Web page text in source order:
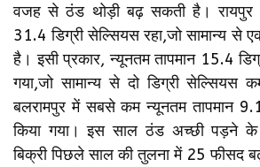
वजह से ठंड थोड़ी बढ़ सकती है। रायपुर
31.4 डिग्री सेल्सियस रहा,जो सामान्य से
है। इसी प्रकार, न्यूनतम तापमान 15.4
गया,जो सामान्य से दो डिग्री सेल्सियस
बलरामपुर में सबसे कम न्यूनतम तापमान
किया गया। इस साल ठंड अच्छी पड़ने के
बिक्री पिछले साल की तुलना में 25 फीसद